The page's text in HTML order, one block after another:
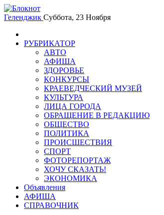
Геленджик Суббота, 23 Ноября
РУБРИКАТОР
АВТО
АФИША
ЗДОРОВЬЕ
КОНКУРСЫ
КРАЕВЕДЧЕСКИЙ МУЗЕЙ
КУЛЬТУРА
ЛИЦА ГОРОДА
ОБРАЩЕНИЕ В РЕДАКЦИЮ
ОБЩЕСТВО
ПОЛИТИКА
ПРОИСШЕСТВИЯ
СПОРТ
ФОТОРЕПОРТАЖ
ХОЧУ СКАЗАТЬ!
ЭКОНОМИКА
Объявления
АФИША
СПРАВОЧНИК